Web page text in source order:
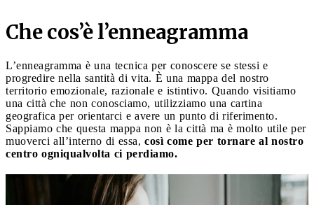
Che cos’è l’enneagramma
L’enneagramma è una tecnica per conoscere se stessi e
progredire nella santità di vita. È una mappa del nostro
territorio emozionale, razionale e istintivo. Quando visitiamo
una città che non conosciamo, utilizziamo una cartina
geografica per orientarci e avere un punto di riferimento.
Sappiamo che questa mappa non è la città ma è molto utile per
muoverci all’interno di essa, così come per tornare al nostro
centro ogniqualvolta ci perdiamo.